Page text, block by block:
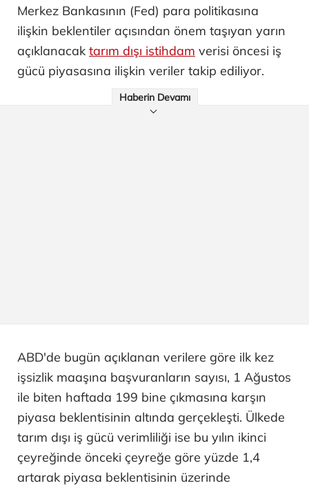
Merkez Bankasının (Fed) para politikasına
ilişkin beklentiler açısından önem taşıyan yarın
açıklanacak tarım dışı istihdam verisi öncesi iş
gücü piyasasına ilişkin veriler takip ediliyor.
Haberin Devamı
ABD'de bugün açıklanan verilere göre ilk kez
işsizlik maaşına başvuranların sayısı, 1 Ağustos
ile biten haftada 199 bine çıkmasına karşın
piyasa beklentisinin altında gerçekleşti. Ülkede
tarım dışı iş gücü verimliliği ise bu yılın ikinci
çeyreğinde önceki çeyreğe göre yüzde 1,4
artarak piyasa beklentisinin üzerinde